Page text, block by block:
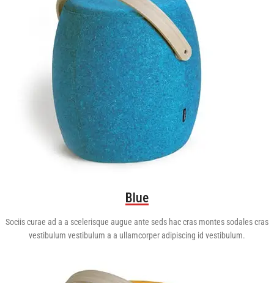
Blue
Sociis curae ad a a scelerisque augue ante seds hac cras montes sodales cras
vestibulum vestibulum a a ullamcorper adipiscing id vestibulum.